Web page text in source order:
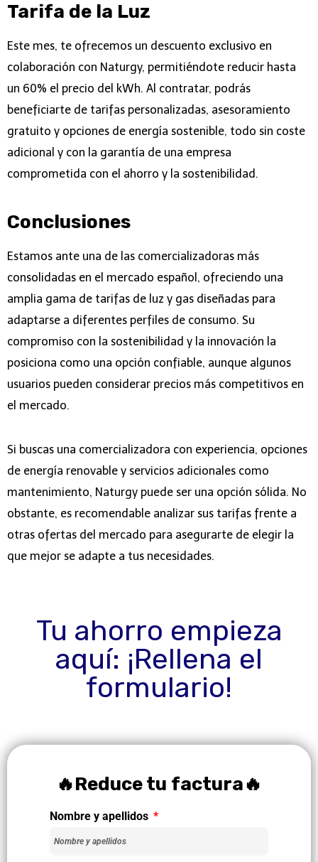
Tarifa de la Luz
Este mes, te ofrecemos un descuento exclusivo en
colaboración con Naturgy, permitiéndote reducir hasta
un 60% el precio del kWh. Al contratar, podrás
beneficiarte de tarifas personalizadas, asesoramiento
gratuito y opciones de energía sostenible, todo sin coste
adicional y con la garantía de una empresa
comprometida con el ahorro y la sostenibilidad.
Conclusiones
Estamos ante una de las comercializadoras más
consolidadas en el mercado español, ofreciendo una
amplia gama de tarifas de luz y gas diseñadas para
adaptarse a diferentes perfiles de consumo. Su
compromiso con la sostenibilidad y la innovación la
posiciona como una opción confiable, aunque algunos
usuarios pueden considerar precios más competitivos en
el mercado.
Si buscas una comercializadora con experiencia, opciones
de energía renovable y servicios adicionales como
mantenimiento, Naturgy puede ser una opción sólida. No
obstante, es recomendable analizar sus tarifas frente a
otras ofertas del mercado para asegurarte de elegir la
que mejor se adapte a tus necesidades.
Tu ahorro empieza
aquí: ¡Rellena el
formulario!
🔥Reduce tu factura🔥
Nombre y apellidos